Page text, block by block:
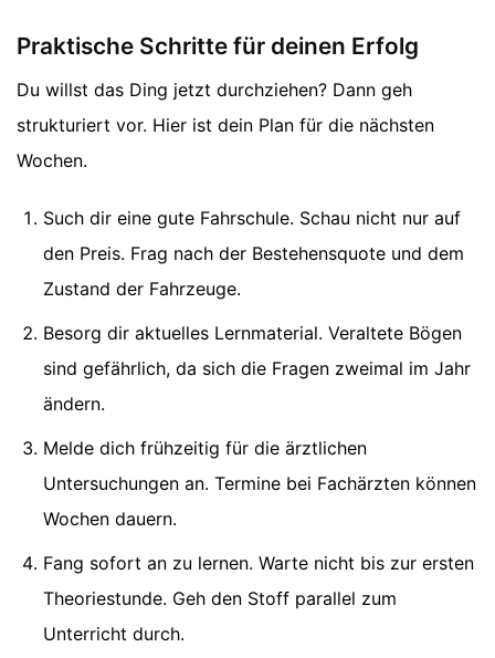
Praktische Schritte für deinen Erfolg
Du willst das Ding jetzt durchziehen? Dann geh
strukturiert vor. Hier ist dein Plan für die nächsten
Wochen.
Such dir eine gute Fahrschule. Schau nicht nur auf
den Preis. Frag nach der Bestehensquote und dem
Zustand der Fahrzeuge.
Besorg dir aktuelles Lernmaterial. Veraltete Bögen
sind gefährlich, da sich die Fragen zweimal im Jahr
ändern.
Melde dich frühzeitig für die ärztlichen
Untersuchungen an. Termine bei Fachärzten können
Wochen dauern.
Fang sofort an zu lernen. Warte nicht bis zur ersten
Theoriestunde. Geh den Stoff parallel zum
Unterricht durch.